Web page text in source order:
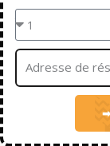
Quantités
Adresse
➡